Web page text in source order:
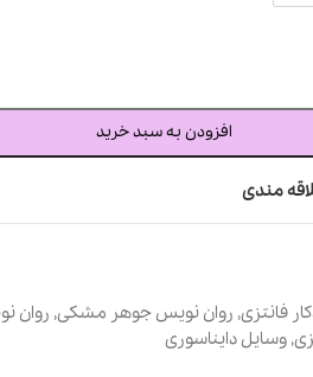
افزودن به سبد خرید
مندی
فانتزی, روان نویس جوهر مشکی, روان
, وسایل دایناسوری